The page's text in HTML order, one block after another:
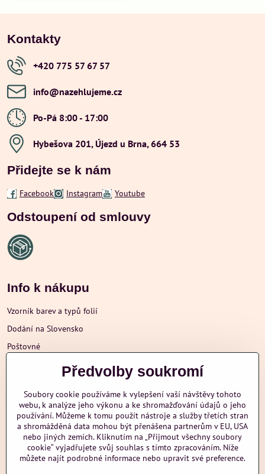
Kontakty
+420 775 57 67 57
info​@nazehlujeme​.cz
Po-Pá 8:00 - 17:00
Hybešova 201, Újezd u Brna, 664 53
Přidejte se k nám
Facebook Instagram Youtube
Odstoupení od smlouvy
Info k nákupu
Vzorník barev a typů folií
Dodání na Slovensko
Poštovné
Obchodní podmínky
Ochrana osobních údajů
Další informace
Předvolby soukromí
Soubory cookie používáme k vylepšení vaší návštěvy tohoto
webu, k analýze jeho výkonu a ke shromažďování údajů o jeho
používání. Můžeme k tomu použít nástroje a služby třetích stran
a shromážděná data mohou být přenášena partnerům v EU, USA
nebo jiných zemích. Kliknutím na „Přijmout všechny soubory
cookie“ vyjadřujete svůj souhlas s tímto zpracováním. Níže
můžete najít podrobné informace nebo upravit své preference.